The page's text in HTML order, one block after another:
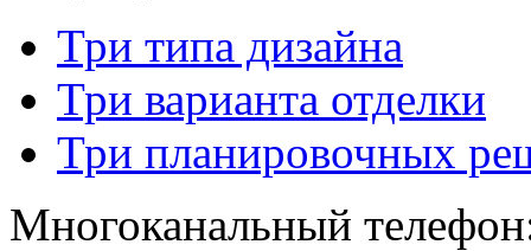
Три типа дизайна
Три варианта отделки
Три планировочных
Многоканальный